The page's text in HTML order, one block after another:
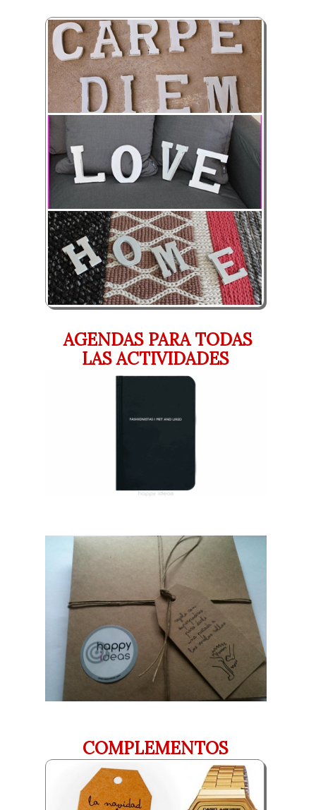
AGENDAS PARA TODAS
LAS ACTIVIDADES
COMPLEMENTOS